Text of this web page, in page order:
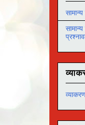
EDUTECH
सामान्य
सामान्य